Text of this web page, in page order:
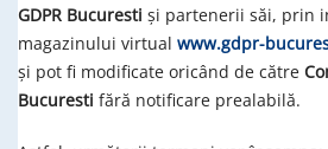
GDPR Bucuresti și partenerii săi, prin
magazinului virtual www.gdpr-
și pot fi modificate oricând de către
Bucuresti fără notificare prealabilă.